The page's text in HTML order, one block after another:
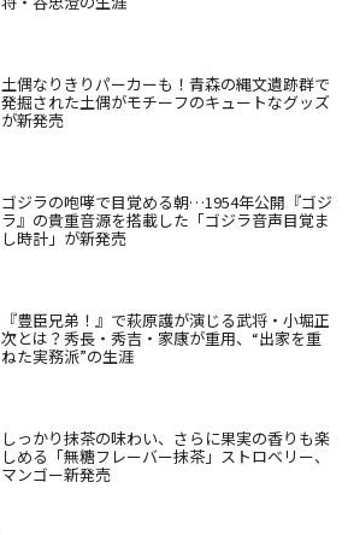
土偶なりきりパーカーも！青森の縄文遺跡群で
発掘された土偶がモチーフのキュートなグッズ
が新発売
ゴジラの咆哮で目覚める朝…1954年公開『ゴジ
ラ』の貴重音源を搭載した「ゴジラ音声目覚ま
し時計」が新発売
『豊臣兄弟！』で萩原護が演じる武将・小堀正
次とは？秀長・秀吉・家康が重用、“出家を重
ねた実務派”の生涯
しっかり抹茶の味わい、さらに果実の香りも楽
しめる「無糖フレーバー抹茶」ストロベリー、
マンゴー新発売